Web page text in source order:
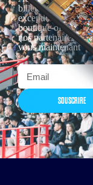
billetterie, remises
exceptionnelles
boutique officielles
nos partenaires…
vous maintenant
SOUSCRIRE